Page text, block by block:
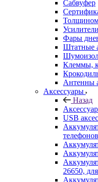
Сабвуфер
Фары
Штатные
Клеммы,
Антенны
Аксессуары
Назад
USB
телефонов
26650,